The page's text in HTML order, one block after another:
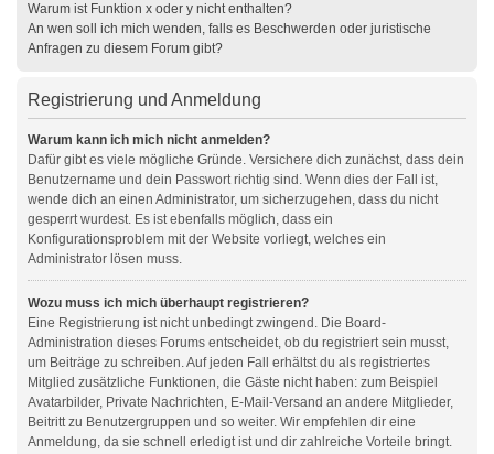
Warum ist Funktion x oder y nicht enthalten?
An wen soll ich mich wenden, falls es Beschwerden oder juristische
Anfragen zu diesem Forum gibt?
Registrierung und Anmeldung
Warum kann ich mich nicht anmelden?
Dafür gibt es viele mögliche Gründe. Versichere dich zunächst, dass dein
Benutzername und dein Passwort richtig sind. Wenn dies der Fall ist,
wende dich an einen Administrator, um sicherzugehen, dass du nicht
gesperrt wurdest. Es ist ebenfalls möglich, dass ein
Konfigurationsproblem mit der Website vorliegt, welches ein
Administrator lösen muss.
Wozu muss ich mich überhaupt registrieren?
Eine Registrierung ist nicht unbedingt zwingend. Die Board-
Administration dieses Forums entscheidet, ob du registriert sein musst,
um Beiträge zu schreiben. Auf jeden Fall erhältst du als registriertes
Mitglied zusätzliche Funktionen, die Gäste nicht haben: zum Beispiel
Avatarbilder, Private Nachrichten, E-Mail-Versand an andere Mitglieder,
Beitritt zu Benutzergruppen und so weiter. Wir empfehlen dir eine
Anmeldung, da sie schnell erledigt ist und dir zahlreiche Vorteile bringt.